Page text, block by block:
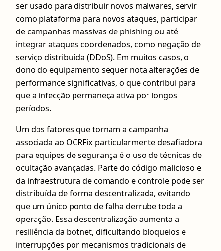
ser usado para distribuir novos malwares, servir
como plataforma para novos ataques, participar
de campanhas massivas de phishing ou até
integrar ataques coordenados, como negação de
serviço distribuída (DDoS). Em muitos casos, o
dono do equipamento sequer nota alterações de
performance significativas, o que contribui para
que a infecção permaneça ativa por longos
períodos.
Um dos fatores que tornam a campanha
associada ao OCRFix particularmente desafiadora
para equipes de segurança é o uso de técnicas de
ocultação avançadas. Parte do código malicioso e
da infraestrutura de comando e controle pode ser
distribuída de forma descentralizada, evitando
que um único ponto de falha derrube toda a
operação. Essa descentralização aumenta a
resiliência da botnet, dificultando bloqueios e
interrupções por mecanismos tradicionais de